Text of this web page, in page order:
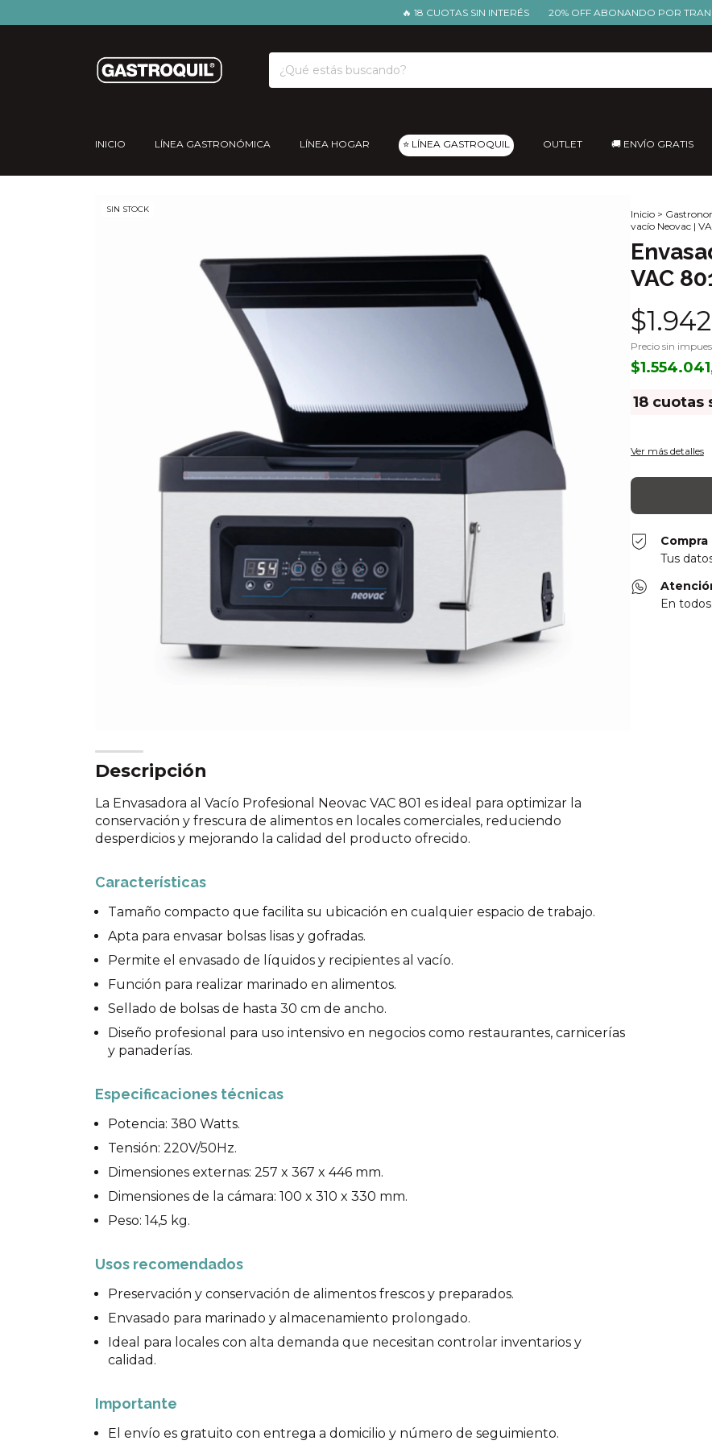
🔥 18 CUOTAS SIN INTERÉS 20% OFF ABONANDO POR
INICIO LÍNEA GASTRONÓMICA LÍNEA HOGAR ⭐ LÍNEA GASTROQUIL OUTLET 🚚 ENVÍO GRATIS
SIN STOCK Inicio >
vacío Neovac |
VAC
Precio sin
18 cuotas
Ver más detalles
Tus
En
Descripción
La Envasadora al Vacío Profesional Neovac VAC 801 es ideal para optimizar la
conservación y frescura de alimentos en locales comerciales, reduciendo
desperdicios y mejorando la calidad del producto ofrecido.
Características
Tamaño compacto que facilita su ubicación en cualquier espacio de trabajo.
Apta para envasar bolsas lisas y gofradas.
Permite el envasado de líquidos y recipientes al vacío.
Función para realizar marinado en alimentos.
Sellado de bolsas de hasta 30 cm de ancho.
Diseño profesional para uso intensivo en negocios como restaurantes, carnicerías
y panaderías.
Especificaciones técnicas
Potencia: 380 Watts.
Tensión: 220V/50Hz.
Dimensiones externas: 257 x 367 x 446 mm.
Dimensiones de la cámara: 100 x 310 x 330 mm.
Peso: 14,5 kg.
Usos recomendados
Preservación y conservación de alimentos frescos y preparados.
Envasado para marinado y almacenamiento prolongado.
Ideal para locales con alta demanda que necesitan controlar inventarios y
calidad.
Importante
El envío es gratuito con entrega a domicilio y número de seguimiento.